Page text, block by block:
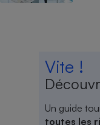
Vite !
Un guide
toutes les